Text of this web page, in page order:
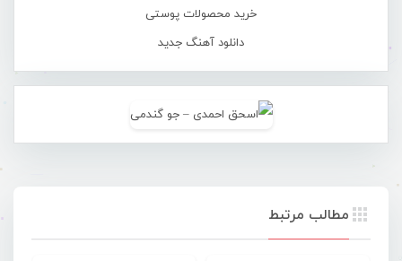
خرید محصولات پوستی
دانلود آهنگ جدید
مطالب مرتبط